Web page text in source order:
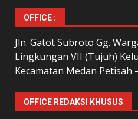
OFFICE :
Jln. Gatot Subroto Gg.
Lingkungan VII (Tujuh)
Kecamatan Medan Petisah
OFFICE REDAKSI KHUSUS